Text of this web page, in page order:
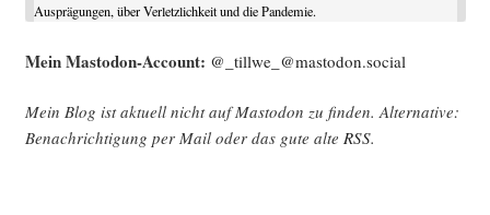
Ausprägungen, über Verletzlichkeit und die Pandemie.
Mein Mast­o­don-Account: @_tillwe_@mastodon.social
Mein Blog ist aktu­ell nicht auf Mast­o­don zu fin­den. Alter­na­ti­ve:
Benach­rich­ti­gung per Mail oder das gute alte RSS.